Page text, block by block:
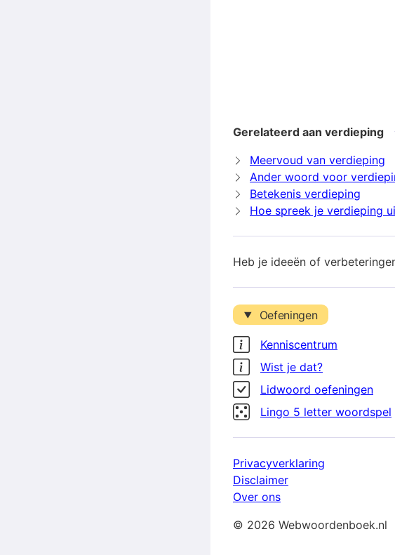
Gerelateerd aan verdieping
Meervoud van verdieping
Ander woord voor
Betekenis verdieping
Hoe spreek je verdieping
Heb je ideeën of
Oefeningen
Kenniscentrum
Wist je dat?
Lidwoord oefeningen
Lingo 5 letter woordspel
Privacyverklaring
Disclaimer
Over ons
© 2026 Webwoordenboek.nl